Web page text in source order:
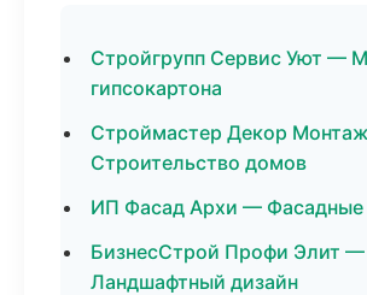
Стройгрупп Сервис Уют —
гипсокартона
Строймастер Декор
Строительство домов
ИП Фасад Архи — Фасадные
БизнесСтрой Профи Элит —
Ландшафтный дизайн